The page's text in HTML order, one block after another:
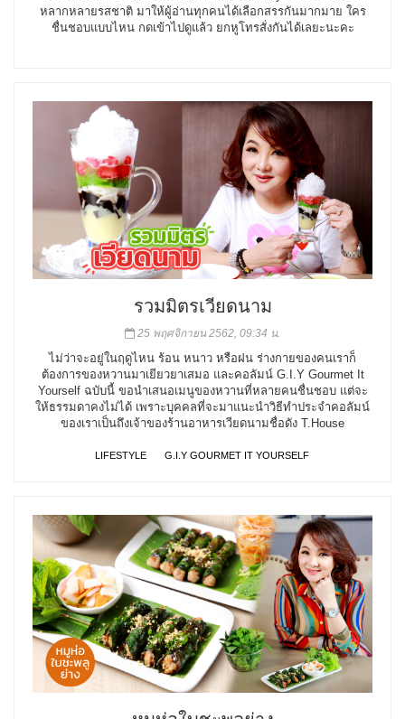
หลากหลายรสชาติ มาให้ผู้อ่านทุกคนได้เลือกสรรกันมากมาย ใคร
ชื่นชอบแบบไหน กดเข้าไปดูแล้ว ยกหูโทรสั่งกันได้เลยะนะคะ
รวมมิตรเวียดนาม
25 พฤศจิกายน 2562, 09:34 น.
ไม่ว่าจะอยู่ในฤดูไหน ร้อน หนาว หรือฝน ร่างกายของคนเราก็
ต้องการของหวานมาเยียวยาเสมอ และคอลัมน์ G.I.Y Gourmet It
Yourself ฉบับนี้ ขอนำเสนอเมนูของหวานที่หลายคนชื่นชอบ แต่จะ
ให้ธรรมดาคงไม่ได้ เพราะบุคคลที่จะมาแนะนำวิธีทำประจำคอลัมน์
ของเราเป็นถึงเจ้าของร้านอาหารเวียดนามชื่อดัง T.House
LIFESTYLE G.I.Y GOURMET IT YOURSELF